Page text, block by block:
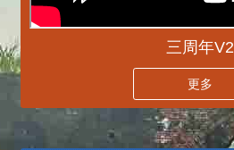
三周年V2
更多